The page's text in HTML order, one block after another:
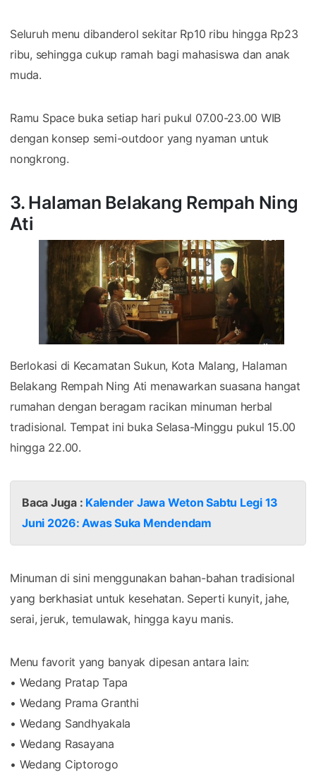
Seluruh menu dibanderol sekitar Rp10 ribu hingga Rp23
ribu, sehingga cukup ramah bagi mahasiswa dan anak
muda.
Ramu Space buka setiap hari pukul 07.00-23.00 WIB
dengan konsep semi-outdoor yang nyaman untuk
nongkrong.
3. Halaman Belakang Rempah Ning
Ati
Berlokasi di Kecamatan Sukun, Kota Malang, Halaman
Belakang Rempah Ning Ati menawarkan suasana hangat
rumahan dengan beragam racikan minuman herbal
tradisional. Tempat ini buka Selasa-Minggu pukul 15.00
hingga 22.00.
Baca Juga : Kalender Jawa Weton Sabtu Legi 13
Juni 2026: Awas Suka Mendendam
Minuman di sini menggunakan bahan-bahan tradisional
yang berkhasiat untuk kesehatan. Seperti kunyit, jahe,
serai, jeruk, temulawak, hingga kayu manis.
Menu favorit yang banyak dipesan antara lain:
• Wedang Pratap Tapa
• Wedang Prama Granthi
• Wedang Sandhyakala
• Wedang Rasayana
• Wedang Ciptorogo